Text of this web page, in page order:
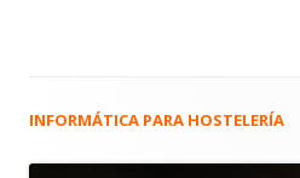
Barra
INFORMÁTICA PARA HOSTELERÍA